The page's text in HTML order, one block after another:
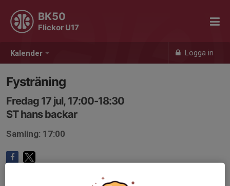
Kalender Logga in
BK50
Flickor U17
Fysträning
Fredag 17 jul, 17:00-18:30
ST hans backar
Samling: 17:00